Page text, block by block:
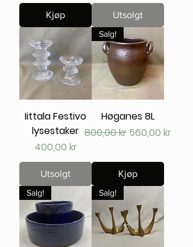
Kjøp Utsolgt
Iittala Festivo
lysestaker
Pris
400,00 kr
Utsolgt
Salg!
Høganes 8L
Vanlig pris
800,00 kr Salgspris
560,00 kr
Kjøp
Salg! Salg!